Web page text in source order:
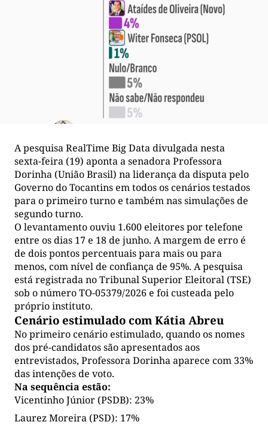
A pesquisa RealTime Big Data divulgada nesta
sexta-feira (19) aponta a senadora Professora
Dorinha (União Brasil) na liderança da disputa pelo
Governo do Tocantins em todos os cenários testados
para o primeiro turno e também nas simulações de
segundo turno.
O levantamento ouviu 1.600 eleitores por telefone
entre os dias 17 e 18 de junho. A margem de erro é
de dois pontos percentuais para mais ou para
menos, com nível de confiança de 95%. A pesquisa
está registrada no Tribunal Superior Eleitoral (TSE)
sob o número TO-05379/2026 e foi custeada pelo
próprio instituto.
Cenário estimulado com Kátia Abreu
No primeiro cenário estimulado, quando os nomes
dos pré-candidatos são apresentados aos
entrevistados, Professora Dorinha aparece com 33%
das intenções de voto.
Na sequência estão:
Vicentinho Júnior (PSDB): 23%
Laurez Moreira (PSD): 17%